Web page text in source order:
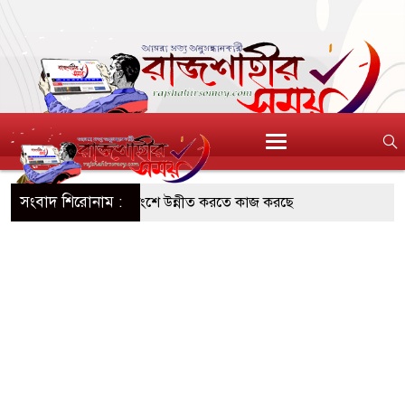
সংবাদ শিরোনাম :
অবদান ৬০ শতাংশে উন্নীত করতে কাজ করছে